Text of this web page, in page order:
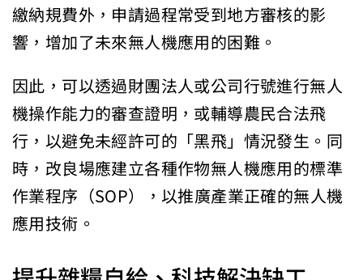
繳納規費外，申請過程常受到地方審核的影
響，增加了未來無人機應用的困難。
因此，可以透過財團法人或公司行號進行無人
機操作能力的審查證明，或輔導農民合法飛
行，以避免未經許可的「黑飛」情況發生。同
時，改良場應建立各種作物無人機應用的標準
作業程序（SOP），以推廣產業正確的無人機
應用技術。